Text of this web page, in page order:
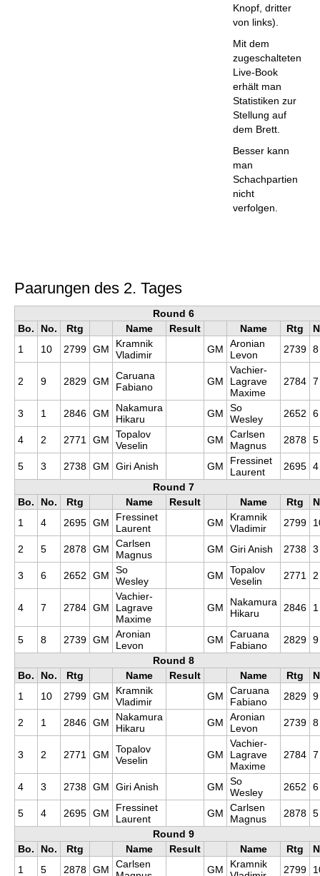
Knopf, dritter
von links).
Mit dem
zugeschalteten
Live-Book
erhält man
Statistiken zur
Stellung auf
dem Brett.
Besser kann
man
Schachpartien
nicht
verfolgen.
Paarungen des 2. Tages
Round 6
Bo.
No. Rtg Name Result Name Rtg
1
10 2799 GM
Kramnik
Vladimir
GM
Aronian
Levon
2739 8
2 9 2829 GM
Caruana
Fabiano
GM
Vachier-
Lagrave
Maxime
2784 7
3 1 2846 GM
Nakamura
Hikaru
GM
So
Wesley
2652 6
4 2 2771 GM
Topalov
Veselin
GM
Carlsen
Magnus
2878 5
5 3 2738 GM Giri Anish GM
Fressinet
Laurent
2695 4
Round 7
Bo.
No. Rtg Name Result Name Rtg
1
4 2695 GM
Fressinet
Laurent
GM
Kramnik
Vladimir
2799
2 5 2878 GM
Carlsen
Magnus
GM Giri Anish 2738 3
3 6 2652 GM
So
Wesley
GM
Topalov
Veselin
2771 2
4 7 2784 GM
Vachier-
Lagrave
Maxime
GM
Nakamura
Hikaru
2846 1
5 8 2739 GM
Aronian
Levon
GM
Caruana
Fabiano
2829 9
Round 8
Bo.
No. Rtg Name Result Name Rtg
1
10 2799 GM
Kramnik
Vladimir
GM
Caruana
Fabiano
2829 9
2 1 2846 GM
Nakamura
Hikaru
GM
Aronian
Levon
2739 8
3 2 2771 GM
Topalov
Veselin
GM
Vachier-
Lagrave
Maxime
2784 7
4 3 2738 GM Giri Anish GM
So
Wesley
2652 6
5 4 2695 GM
Fressinet
Laurent
GM
Carlsen
Magnus
2878 5
Round 9
Bo.
No. Rtg Name Result Name Rtg
1
5 2878 GM
Carlsen
GM
Kramnik
2799